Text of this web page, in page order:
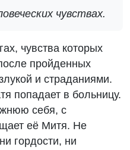
чувствах.
чувства которых
пройденных
и страданиями.
попадает в больницу.
себя, с
её Митя. Не
гордости, ни